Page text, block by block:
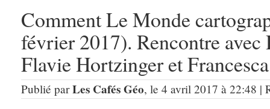
Comment Le Monde
février 2017). Rencontre avec
Flavie Hortzinger et
Publié parLes Cafés Géo, le 4 avril 2017 à 22:48 |